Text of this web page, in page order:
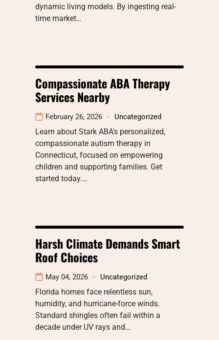
dynamic living models. By ingesting real-
time market…
Compassionate ABA Therapy
Services Nearby
February 26, 2026 Uncategorized
Learn about Stark ABA’s personalized,
compassionate autism therapy in
Connecticut, focused on empowering
children and supporting families. Get
started today.…
Harsh Climate Demands Smart
Roof Choices
May 04, 2026 Uncategorized
Florida homes face relentless sun,
humidity, and hurricane-force winds.
Standard shingles often fail within a
decade under UV rays and…